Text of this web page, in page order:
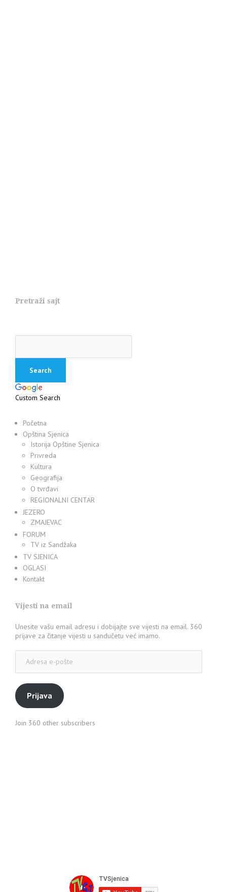
Pretraži sajt
Custom Search
Početna
Opština Sjenica
Istorija Opštine Sjenica
Privreda
Kultura
Geografija
O tvrđavi
REGIONALNI CENTAR
JEZERO
ZMAJEVAC
FORUM
TV iz Sandžaka
TV SJENICA
OGLASI
Kontakt
Vijesti na email
Unesite vašu email adresu i dobijajte sve vijesti na email. 360
prijave za čitanje vijesti u sandučetu već imamo.
pošte
Prijava
Join 360 other subscribers